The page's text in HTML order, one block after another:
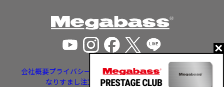
会社概要プライバシーポリシー特定商取引法に基づく表示
なりすまし注文・いたずら注文等への対応